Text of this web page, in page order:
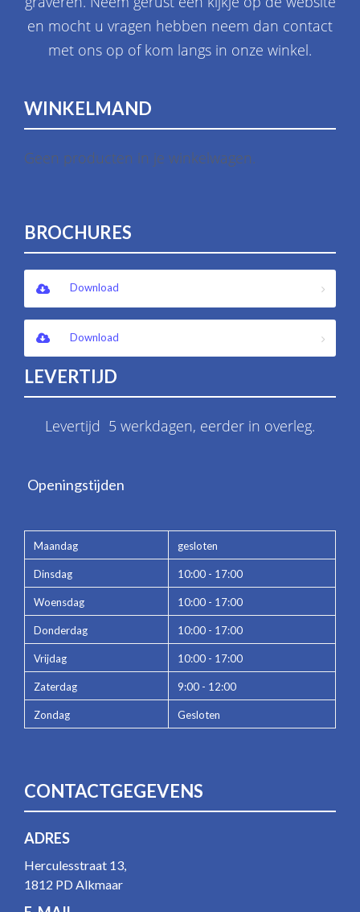
en mocht u vragen hebben neem dan contact
met ons op of kom langs in onze winkel.
WINKELMAND
Geen producten in je winkelwagen.
BROCHURES
Download
Download
LEVERTIJD
Levertijd 5 werkdagen, eerder in overleg.
Openingstijden
Maandag gesloten
Dinsdag 10:00 - 17:00
Woensdag 10:00 - 17:00
Donderdag 10:00 - 17:00
Vrijdag 10:00 - 17:00
Zaterdag 9:00 - 12:00
Zondag Gesloten
CONTACTGEGEVENS
ADRES
Herculesstraat 13,
1812 PD Alkmaar